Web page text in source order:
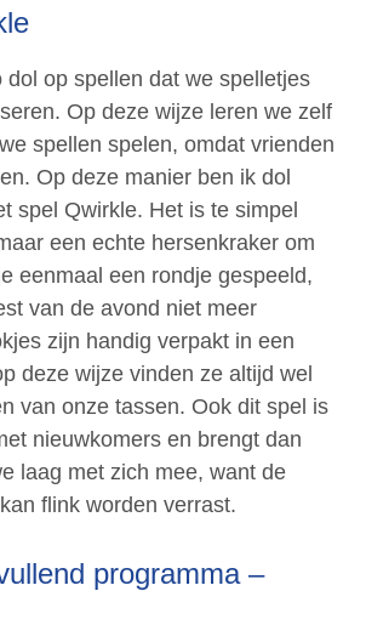
dol op spellen dat we spelletjes
Op deze wijze leren we zelf
spellen spelen, omdat vrienden
Op deze manier ben ik dol
spel Qwirkle. Het is te simpel
een echte hersenkraker om
eenmaal een rondje gespeeld,
van de avond niet meer
zijn handig verpakt in een
deze wijze vinden ze altijd wel
van onze tassen. Ook dit spel is
nieuwkomers en brengt dan
laag met zich mee, want de
flink worden verrast.
programma –